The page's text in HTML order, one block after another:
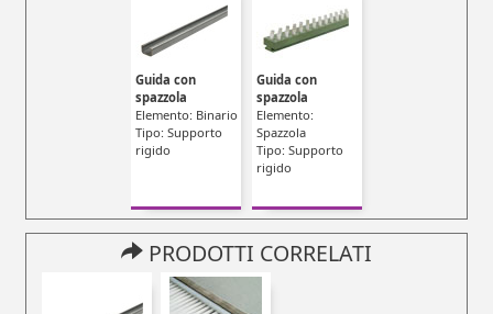
Guida con
spazzola
Elemento: Binario
Tipo: Supporto
rigido
Guida con
spazzola
Elemento:
Spazzola
Tipo: Supporto
rigido
PRODOTTI CORRELATI